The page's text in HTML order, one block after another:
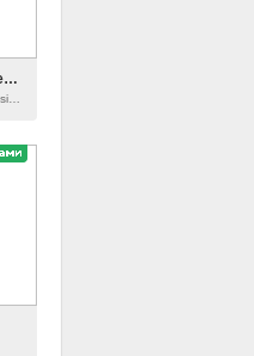
Осада города 4 - Пришельцы